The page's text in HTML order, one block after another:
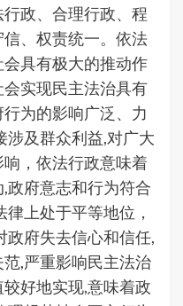
政、合理行政、程
、权责统一。依法
具有极大的推动作
实现民主法治具有
为的影响广泛、力
涉及群众利益,对广大
，依法行政意味着
政府意志和行为符合
上处于平等地位，
政府失去信心和信任,
,严重影响民主法治
好地实现,意味着政